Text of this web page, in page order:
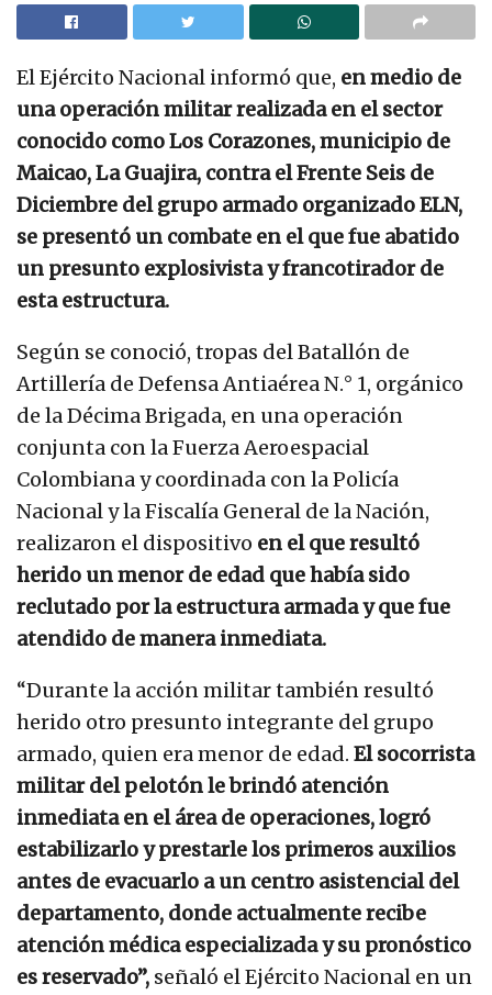
El Ejército Nacional informó que, en medio de
una operación militar realizada en el sector
conocido como Los Corazones, municipio de
Maicao, La Guajira, contra el Frente Seis de
Diciembre del grupo armado organizado ELN,
se presentó un combate en el que fue abatido
un presunto explosivista y francotirador de
esta estructura.
Según se conoció, tropas del Batallón de
Artillería de Defensa Antiaérea N.° 1, orgánico
de la Décima Brigada, en una operación
conjunta con la Fuerza Aeroespacial
Colombiana y coordinada con la Policía
Nacional y la Fiscalía General de la Nación,
realizaron el dispositivo en el que resultó
herido un menor de edad que había sido
reclutado por la estructura armada y que fue
atendido de manera inmediata.
“Durante la acción militar también resultó
herido otro presunto integrante del grupo
armado, quien era menor de edad. El socorrista
militar del pelotón le brindó atención
inmediata en el área de operaciones, logró
estabilizarlo y prestarle los primeros auxilios
antes de evacuarlo a un centro asistencial del
departamento, donde actualmente recibe
atención médica especializada y su pronóstico
es reservado”, señaló el Ejército Nacional en un